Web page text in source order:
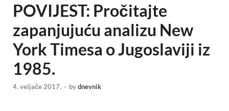
POVIJEST: Pročitajte
zapanjujuću analizu New
York Timesa o Jugoslaviji iz
1985.
4. veljače 2017. - bydnevnik